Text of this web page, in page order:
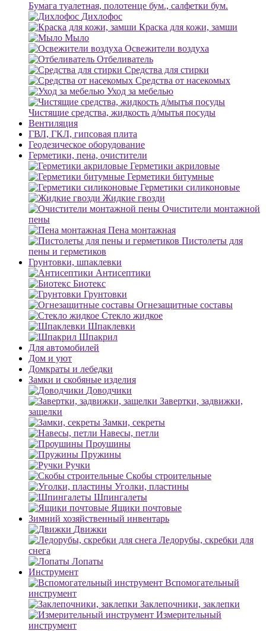
Бумага туалетная, полотенце бум., салфетки бум.
Дихлофос
Краска для кожи, замши
Мыло
Освежители воздуха
Отбеливатель
Средства для стирки
Средства от насекомых
Уход за мебелью
Чистящие средства, жидкость д/мытья посуды
Вентиляция
ГВЛ, ГКЛ, гипсовая плита
Геодезическое оборудование
Герметики, пена, очистители
Герметики акриловые
Герметики битумные
Герметики силиконовые
Жидкие гвозди
Очистители монтажной
пены
Пена монтажная
Пистолеты для
пены и герметиков
Грунтовки, шпаклевки
Антисептики
Биотекс
Грунтовки
Огнезащитные составы
Стекло жидкое
Шпаклевки
Шпакрил
Для автомобилей
Дом и уют
Домкраты и лебедки
Замки и скобяные изделия
Доводчики
Завертки, задвижки,
защелки
Замки, секреты
Навесы, петли
Проушины
Пружины
Ручки
Скобы строительные
Уголки, пластины
Шпингалеты
Ящики почтовые
Зимний хозяйственный инвентарь
Движки
Ледорубы, скребки для
снега
Лопаты
Инструмент
Вспомогательный
инструмент
Заклепочники, заклепки
Измерительный
инструмент